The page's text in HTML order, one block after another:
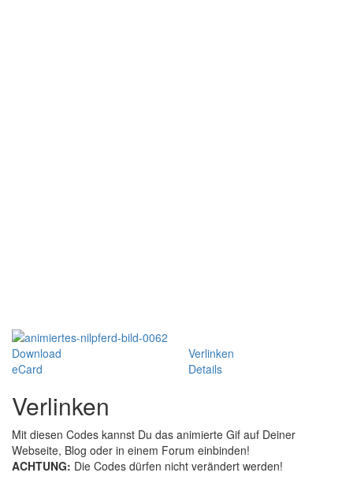
Download
Verlinken
eCard
Details
Verlinken
Mit diesen Codes kannst Du das animierte Gif auf Deiner
Webseite, Blog oder in einem Forum einbinden!
ACHTUNG: Die Codes dürfen nicht verändert werden!